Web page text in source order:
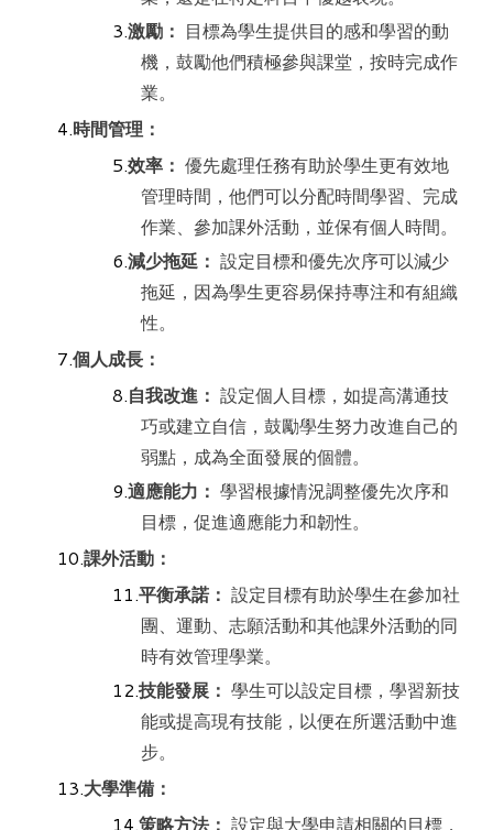
激勵： 目標為學生提供目的感和學習的動
機，鼓勵他們積極參與課堂，按時完成作
業。
時間管理：
效率： 優先處理任務有助於學生更有效地
管理時間，他們可以分配時間學習、完成
作業、參加課外活動，並保有個人時間。
減少拖延： 設定目標和優先次序可以減少
拖延，因為學生更容易保持專注和有組織
性。
個人成長：
自我改進： 設定個人目標，如提高溝通技
巧或建立自信，鼓勵學生努力改進自己的
弱點，成為全面發展的個體。
適應能力： 學習根據情況調整優先次序和
目標，促進適應能力和韌性。
課外活動：
平衡承諾： 設定目標有助於學生在參加社
團、運動、志願活動和其他課外活動的同
時有效管理學業。
技能發展： 學生可以設定目標，學習新技
能或提高現有技能，以便在所選活動中進
步。
大學準備：
策略方法： 設定與大學申請相關的目標，